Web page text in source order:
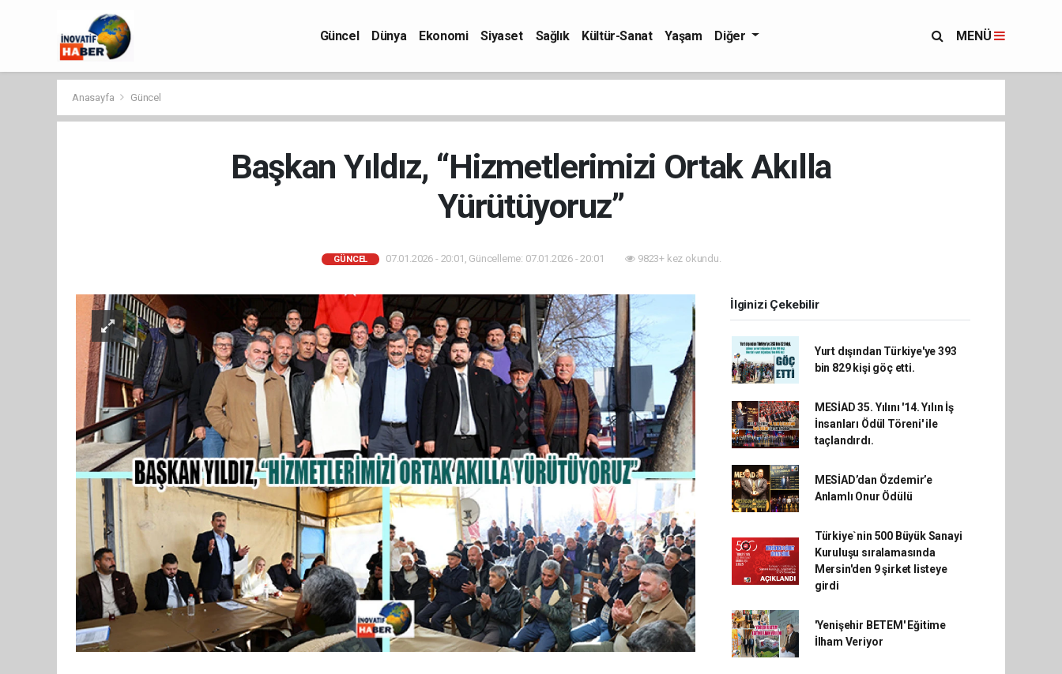
Güncel Dünya Ekonomi Siyaset Sağlık Kültür-Sanat Yaşam Diğer MENÜ
Anasayfa Güncel
Başkan Yıldız, “Hizmetlerimizi Ortak Akılla
Yürütüyoruz”
GÜNCEL 07.01.2026 - 20:01, Güncelleme: 07.01.2026 - 20:01 9823+ kez okundu.
İlginizi Çekebilir
Yurt dışından Türkiye'ye 393
bin 829 kişi göç etti.
MESİAD 35. Yılını '14. Yılın İş
İnsanları Ödül Töreni' ile
taçlandırdı.
MESİAD’dan Özdemir’e
Anlamlı Onur Ödülü
Türkiye`nin 500 Büyük Sanayi
Kuruluşu sıralamasında
Mersin'den 9 şirket listeye
girdi
'Yenişehir BETEM' Eğitime
İlham Veriyor